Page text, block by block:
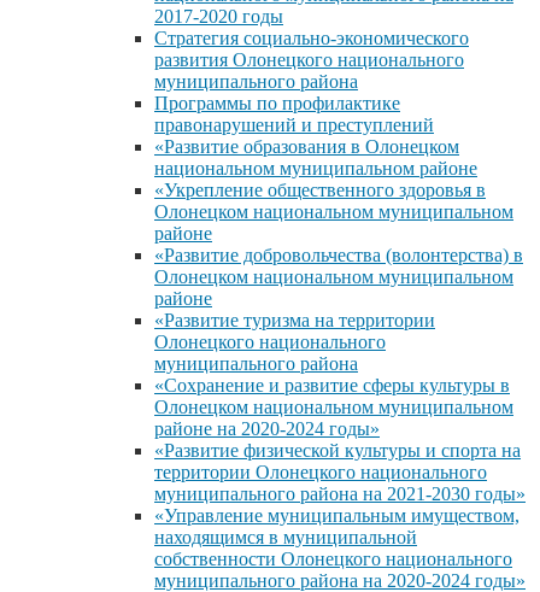
2017-2020 годы
Стратегия социально-экономического
развития Олонецкого национального
муниципального района
Программы по профилактике
правонарушений и преступлений
«Развитие образования в Олонецком
национальном муниципальном районе
«Укрепление общественного здоровья в
Олонецком национальном муниципальном
районе
«Развитие добровольчества (волонтерства) в
Олонецком национальном муниципальном
районе
«Развитие туризма на территории
Олонецкого национального
муниципального района
«Сохранение и развитие сферы культуры в
Олонецком национальном муниципальном
районе на 2020-2024 годы»
«Развитие физической культуры и спорта на
территории Олонецкого национального
муниципального района на 2021-2030 годы»
«Управление муниципальным имуществом,
находящимся в муниципальной
собственности Олонецкого национального
муниципального района на 2020-2024 годы»